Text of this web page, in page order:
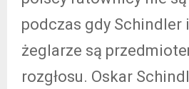
podczas gdy Schindler
żeglarze są
rozgłosu. Oskar